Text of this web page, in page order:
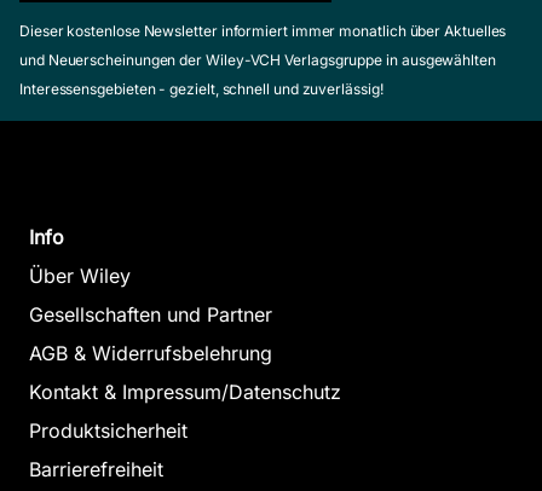
Dieser kostenlose Newsletter informiert immer monatlich über Aktuelles
und Neuerscheinungen der Wiley-VCH Verlagsgruppe in ausgewählten
Interessensgebieten - gezielt, schnell und zuverlässig!
Info
Über Wiley
Gesellschaften und Partner
AGB & Widerrufsbelehrung
Kontakt & Impressum/Datenschutz
Produktsicherheit
Barrierefreiheit